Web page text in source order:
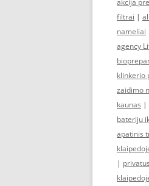
akcija
filtrai |
nameliai
agency
klinkerio
zaidimo
kaunas |
bateriju
apatinis
|